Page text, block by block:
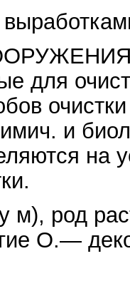
для
и
на
род
О.—